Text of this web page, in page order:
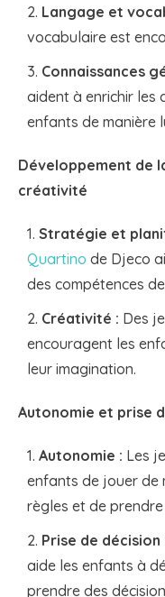
Langage et
vocabulaire est
Connaissances
aident à enrichir les
enfants de manière
Développement de
créativité
Stratégie et
Quartino de Djeco
des compétences
Créativité : Des
encouragent les
leur imagination.
Autonomie et prise
Autonomie : Les
enfants de jouer de
règles et de
Prise de décision
aide les enfants à
prendre des